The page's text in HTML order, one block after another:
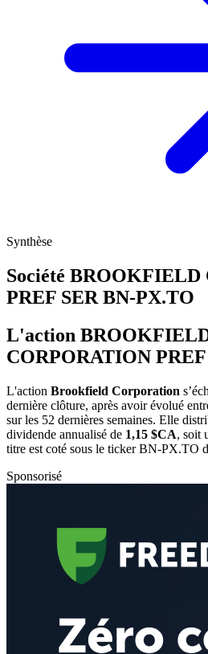
Synthèse
Société
PREF SER BN-PX.TO
L'action
CORPORATION PREF
L'action Brookfield Corporation
dernière clôture, après avoir évolué
sur les 52 dernières semaines. Elle
dividende annualisé de 1,15 $CA, soit
titre est coté sous le tickerBN-PX.TO
Sponsorisé